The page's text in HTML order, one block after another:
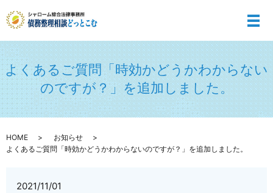
メ
よくあるご質問「時効かどうかわからない
のですが？」を追加しました。
HOME
お知らせ
よくあるご質問「時効かどうかわからないのですが？」を追加しました。
2021/11/01